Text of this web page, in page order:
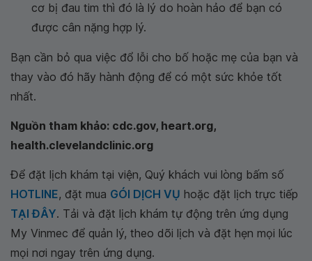
cơ bị đau tim thì đó là lý do hoàn hảo để bạn có
được cân nặng hợp lý.
Bạn cần bỏ qua việc đổ lỗi cho bố hoặc mẹ của bạn và
thay vào đó hãy hành động để có một sức khỏe tốt
nhất.
Nguồn tham khảo: cdc.gov, heart.org,
health.clevelandclinic.org
Để đặt lịch khám tại viện, Quý khách vui lòng bấm số
HOTLINE, đặt mua GÓI DỊCH VỤ hoặc đặt lịch trực tiếp
TẠI ĐÂY. Tải và đặt lịch khám tự động trên ứng dụng
My Vinmec để quản lý, theo dõi lịch và đặt hẹn mọi lúc
mọi nơi ngay trên ứng dụng.